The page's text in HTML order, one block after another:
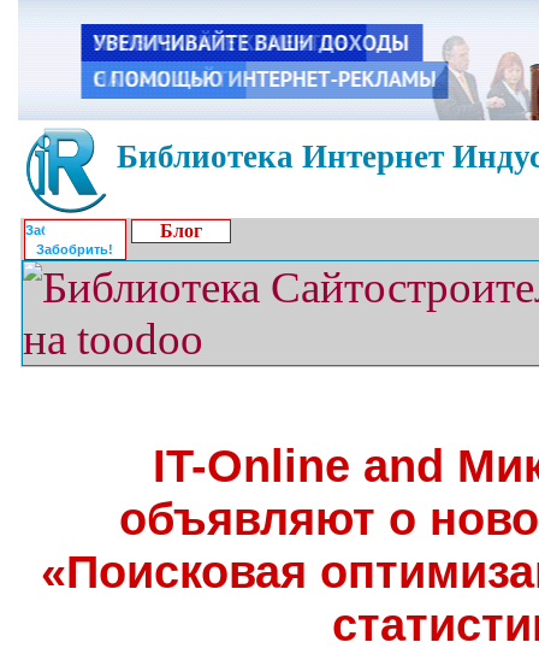
Библиотека Интернет
Забобрить!
Блог
IT-Online and
объявляют о
«Поисковая